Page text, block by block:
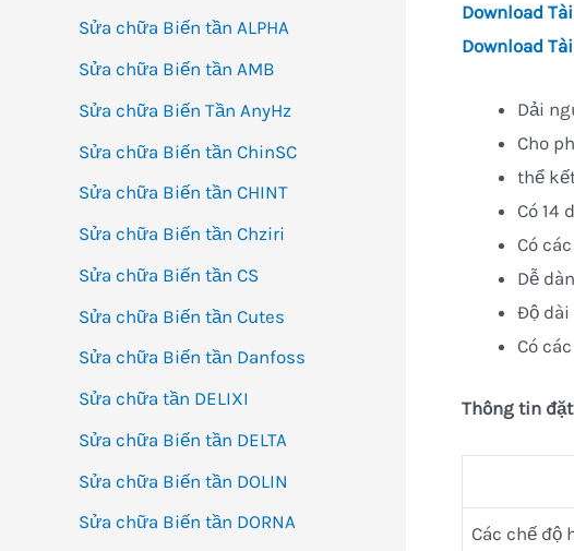
Sửa chữa Biến tần ALPHA
Sửa chữa Biến tần AMB
Sửa chữa Biến Tần AnyHz
Sửa chữa Biến tần ChinSC
Sửa chữa Biến tần CHINT
Sửa chữa Biến tần Chziri
Sửa chữa Biến tần CS
Sửa chữa Biến tần Cutes
Sửa chữa Biến tần Danfoss
Sửa chữa tần DELIXI
Sửa chữa Biến tần DELTA
Sửa chữa Biến tần DOLIN
Sửa chữa Biến tần DORNA
Download
Download
Dải
Cho
thể
Có 14
Có
Dễ
Độ dài
Có
Thông tin
Các chế độ